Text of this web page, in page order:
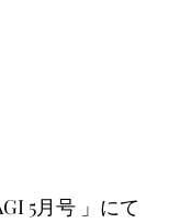
5月号 」にて